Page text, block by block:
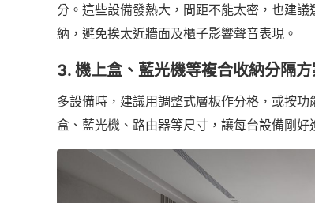
分。這些設備發熱大，間距不能太密，也建
納，避免挨太近牆面及櫃子影響聲音表現。
3. 機上盒、藍光機等複合收納分隔
多設備時，建議用調整式層板作分格，或按
盒、藍光機、路由器等尺寸，讓每台設備剛好